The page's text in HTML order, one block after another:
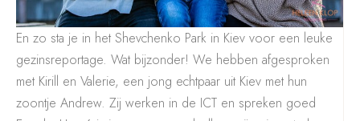
En zo sta je in het Shevchenko Park in Kiev voor een leuke
gezinsreportage. Wat bijzonder! We hebben afgesproken
met Kirill en Valerie, een jong echtpaar uit Kiev met hun
zoontje Andrew. Zij werken in de ICT en spreken goed